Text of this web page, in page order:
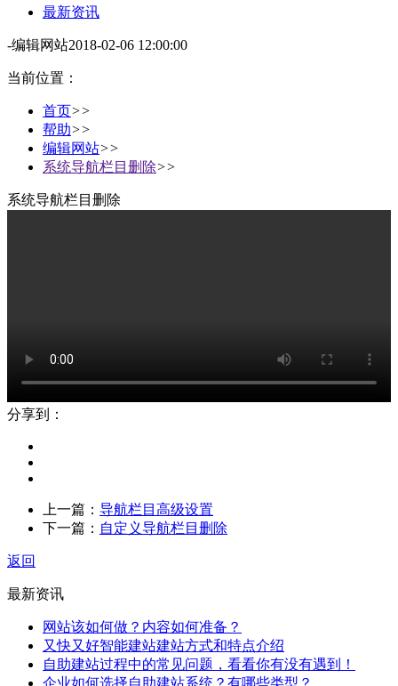
最新资讯
-编辑网站2018-02-06 12:00:00
当前位置：
首页>>
帮助>>
编辑网站>>
系统导航栏目删除>>
系统导航栏目删除
分享到：
上一篇： 导航栏目高级设置
下一篇： 自定义导航栏目删除
返回
最新资讯
网站该如何做？内容如何准备？
又快又好智能建站建站方式和特点介绍
自助建站过程中的常见问题，看看你有没有遇到！
企业如何选择自助建站系统？有哪些类型？